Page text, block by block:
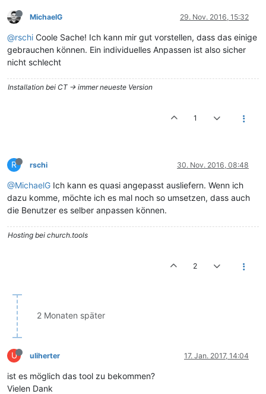
MichaelG 29. Nov. 2016, 15:32
@rschi Coole Sache! Ich kann mir gut vorstellen, dass das einige
gebrauchen können. Ein individuelles Anpassen ist also sicher
nicht schlecht
Installation bei CT -> immer neueste Version
1
R rschi 30. Nov. 2016, 08:48
@MichaelG Ich kann es quasi angepasst ausliefern. Wenn ich
dazu komme, möchte ich es mal noch so umsetzen, dass auch
die Benutzer es selber anpassen können.
Hosting bei church.tools
2
2 Monaten später
U uliherter 17. Jan. 2017, 14:04
ist es möglich das tool zu bekommen?
Vielen Dank